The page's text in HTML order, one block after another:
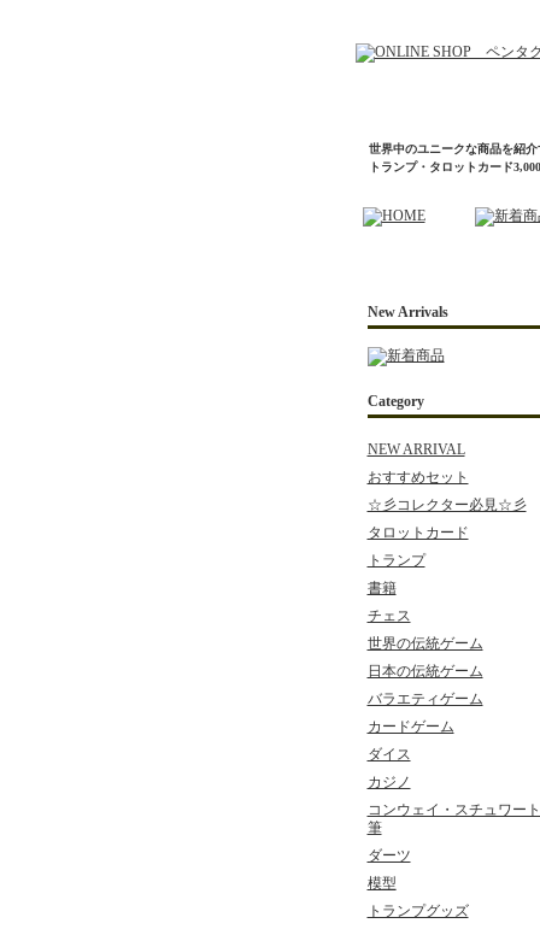
世界中のユニークな商品を紹
トランプ・タロットカード
New Arrivals
Category
NEW ARRIVAL
おすすめセット
☆彡コレクター必見☆彡
タロットカード
トランプ
書籍
チェス
世界の伝統ゲーム
日本の伝統ゲーム
バラエティゲーム
カードゲーム
ダイス
カジノ
コンウェイ・スチュワー
筆
ダーツ
模型
トランプグッズ